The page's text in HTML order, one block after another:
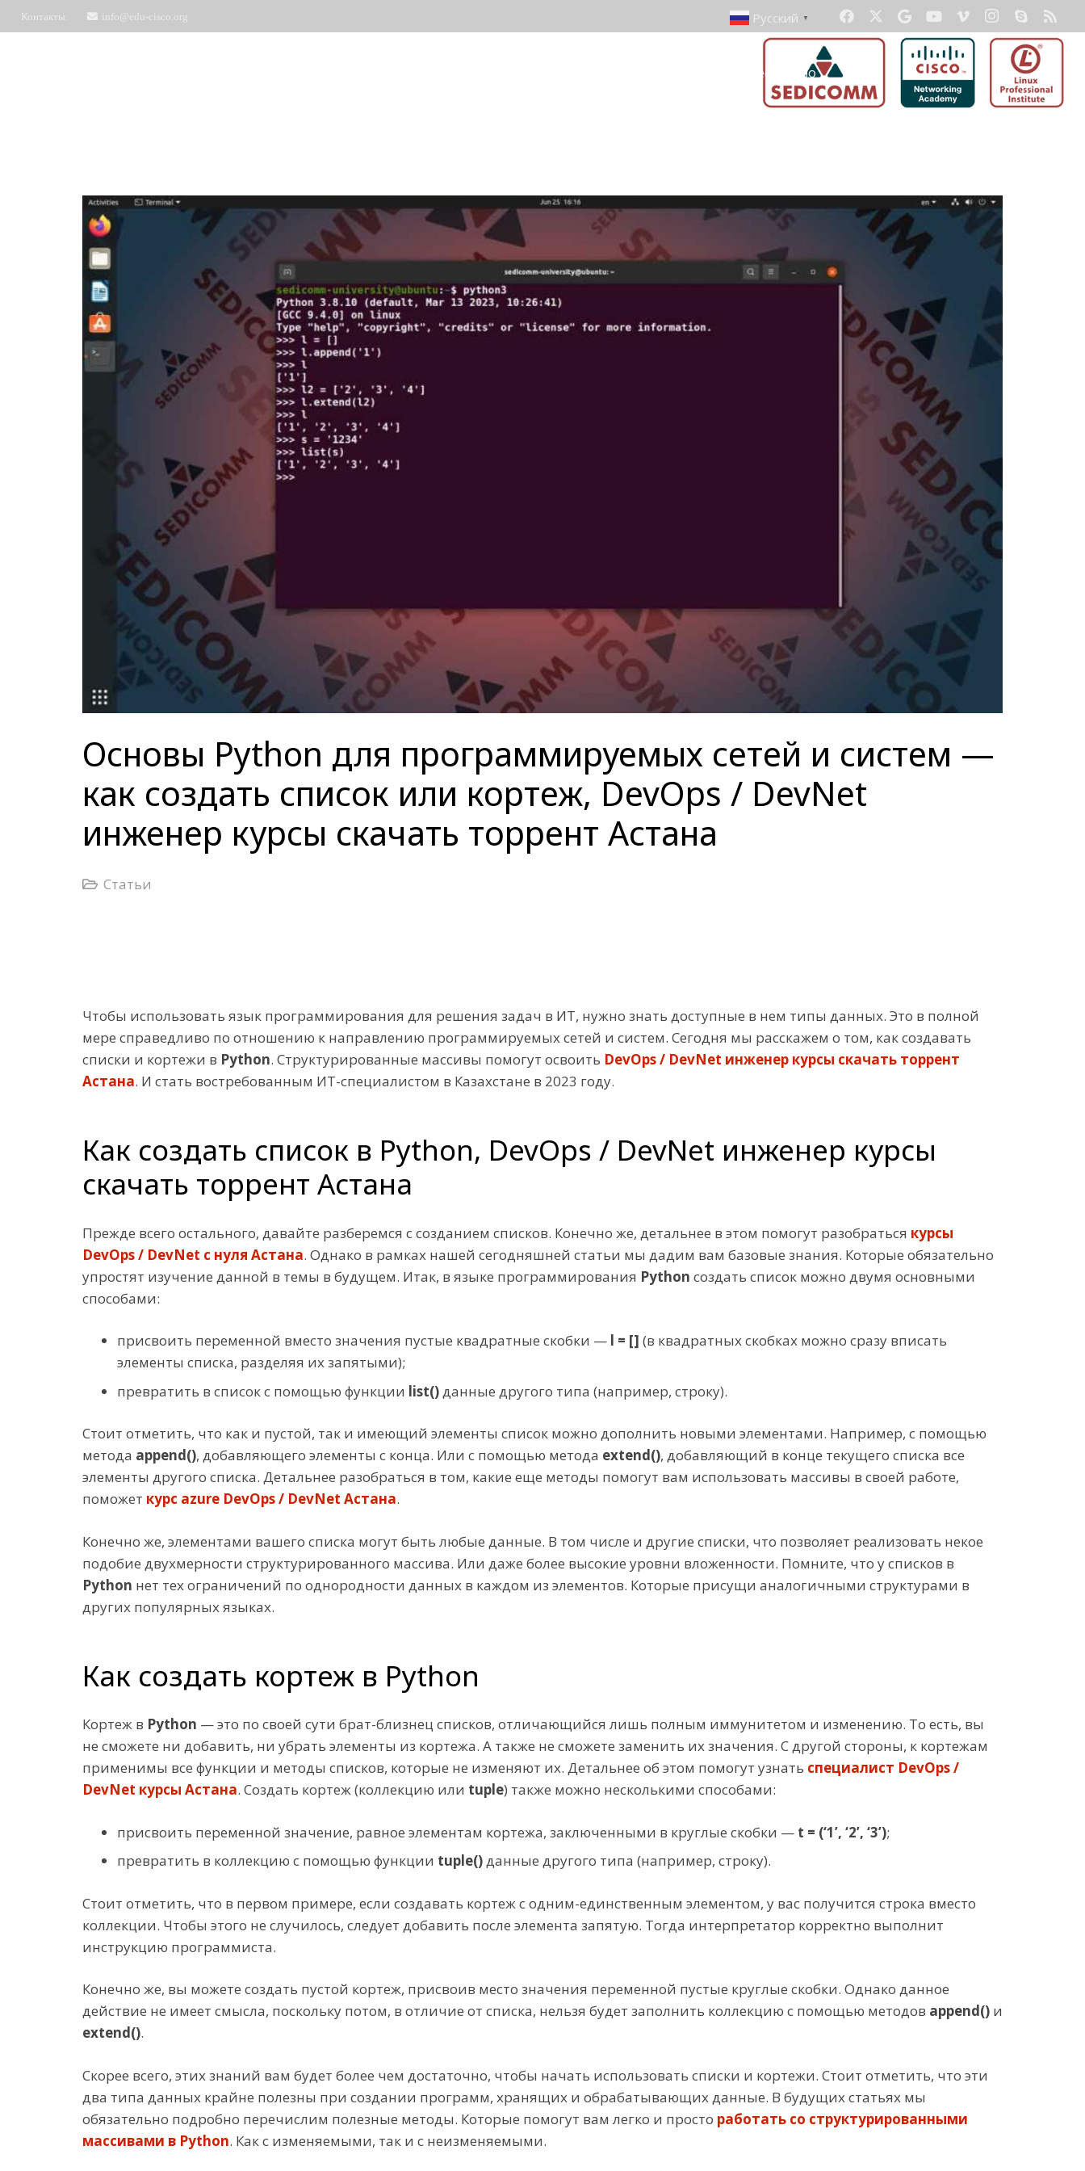
Контакты: info@edu-cisco.org Русский ▼
Попробовать бесплатно
Основы Python для программируемых сетей и систем —
как создать список или кортеж, DevOps / DevNet
инженер курсы скачать торрент Астана
Статьи
Чтобы использовать язык программирования для решения задач в ИТ, нужно знать доступные в нем типы данных. Это в полной
мере справедливо по отношению к направлению программируемых сетей и систем. Сегодня мы расскажем о том, как создавать
списки и кортежи в Python. Структурированные массивы помогут освоить DevOps / DevNet инженер курсы скачать торрент
Астана. И стать востребованным ИТ-специалистом в Казахстане в 2023 году.
Как создать список в Python, DevOps / DevNet инженер курсы
скачать торрент Астана
Прежде всего остального, давайте разберемся с созданием списков. Конечно же, детальнее в этом помогут разобраться курсы
DevOps / DevNet с нуля Астана. Однако в рамках нашей сегодняшней статьи мы дадим вам базовые знания. Которые обязательно
упростят изучение данной в темы в будущем. Итак, в языке программирования Python создать список можно двумя основными
способами:
присвоить переменной вместо значения пустые квадратные скобки — l = [] (в квадратных скобках можно сразу вписать
элементы списка, разделяя их запятыми);
превратить в список с помощью функции list()данные другого типа (например, строку).
Стоит отметить, что как и пустой, так и имеющий элементы список можно дополнить новыми элементами. Например, с помощью
метода append(), добавляющего элементы с конца. Или с помощью метода extend(), добавляющий в конце текущего списка все
элементы другого списка. Детальнее разобраться в том, какие еще методы помогут вам использовать массивы в своей работе,
поможет курс azure DevOps / DevNet Астана.
Конечно же, элементами вашего списка могут быть любые данные. В том числе и другие списки, что позволяет реализовать некое
подобие двухмерности структурированного массива. Или даже более высокие уровни вложенности. Помните, что у списков в
Python нет тех ограничений по однородности данных в каждом из элементов. Которые присущи аналогичными структурами в
других популярных языках.
Как создать кортеж в Python
Кортеж в Python — это по своей сути брат-близнец списков, отличающийся лишь полным иммунитетом и изменению. То есть, вы
не сможете ни добавить, ни убрать элементы из кортежа. А также не сможете заменить их значения. С другой стороны, к кортежам
применимы все функции и методы списков, которые не изменяют их. Детальнее об этом помогут узнать специалист DevOps /
DevNet курсы Астана. Создать кортеж (коллекцию или tuple) также можно несколькими способами:
присвоить переменной значение, равное элементам кортежа, заключенными в круглые скобки — t = (‘1’, ‘2’, ‘3’);
превратить в коллекцию с помощью функции tuple()данные другого типа (например, строку).
Стоит отметить, что в первом примере, если создавать кортеж с одним-единственным элементом, у вас получится строка вместо
коллекции. Чтобы этого не случилось, следует добавить после элемента запятую. Тогда интерпретатор корректно выполнит
инструкцию программиста.
Конечно же, вы можете создать пустой кортеж, присвоив место значения переменной пустые круглые скобки. Однако данное
действие не имеет смысла, поскольку потом, в отличие от списка, нельзя будет заполнить коллекцию с помощью методов append() и
extend().
Скорее всего, этих знаний вам будет более чем достаточно, чтобы начать использовать списки и кортежи. Стоит отметить, что эти
два типа данных крайне полезны при создании программ, хранящих и обрабатывающих данные. В будущих статьях мы
обязательно подробно перечислим полезные методы. Которые помогут вам легко и просто работать со структурированными
массивами в Python. Как с изменяемыми, так и с неизменяемыми.